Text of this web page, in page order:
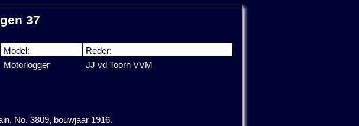
37
Model:
Reder:
Motorlogger JJ vd Toorn VVM
No. 3809, bouwjaar 1916.